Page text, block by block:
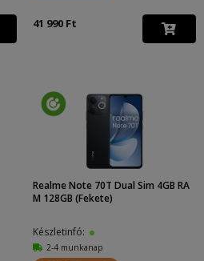
41 990 Ft
Realme Note 70T Dual Sim 4GB RA
M 128GB (Fekete)
Készletinfó:
2-4 munkanap